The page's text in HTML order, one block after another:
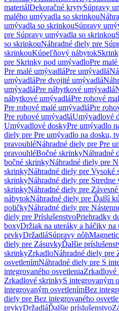
materiálDekoračné krytySúpravy
malého umývadla so skrinkou
umývadla so skrinkouSúpravy
pre Súpravy umývadla so skrinkou
so skrinkouNáhradné diely pre
skrinkouKúpeľňový nábytok
pre Skrinky pod umývadloPre
Pre malé umývadláPre umývadlá
umývadláPre dvojité umývadlá
umývadláPre nábytkové umývadlá
nábytkové umývadláPre rohové
Pre rohové malé umývadláPre
Pre rohové umývadláUmývadlové
Umývadlové doskyPre umývadlo
diely pre Pre umývadlo na dosku,
pravouhléNáhradné diely pre Pre
pravouhléBočné skrinkyNáhradné
bočné skrinkyNáhradné diely pre
skrinkyNáhradné diely pre Vysoké
skrinkyNáhradné diely pre
skrinkyNáhradné diely pre
nábytokNáhradné diely pre Ďalší
poličkyNáhradné diely pre
diely pre PríslušenstvoPriehradky
boxyDržiak na uteráky a háčiky na
prvkyDržadláSúpravy nôh
diely pre ZásuvkyĎalšie
skrinkyZrkadloNáhradné diely pre
osvetlenímNáhradné diely pre S
integrovaného osvetleniaZrkadlové
Zrkadlové skrinkyS integrovaným
integrovaným osvetlenímBez
diely pre Bez integrovaného
prvkyDržadláĎalšie príslušenstvo